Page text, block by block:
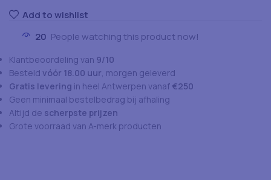
Add to wishlist
20 People watching this product now!
Klantbeoordeling van 9/10
Besteld vóór 18.00 uur , morgen geleverd
Gratis levering in heel Antwerpen vanaf €250
Geen minimaal bestelbedrag bij afhaling
Altijd de scherpste prijzen
Grote voorraad van A-merk producten